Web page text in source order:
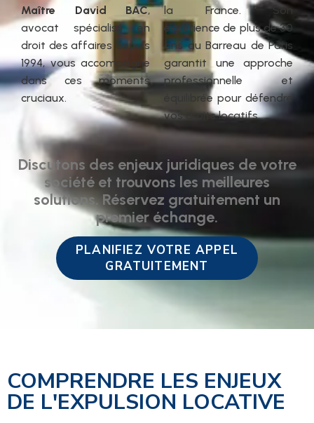
Maître David BAC,
avocat spécialisé en
droit des affaires depuis
1994, vous accompagne
dans ces moments
cruciaux.
la France. Son
expérience de plus de 30
ans au Barreau de Paris
garantit une approche
professionnelle et
équilibrée pour défendre
vos droits locatifs.
Discutons des enjeux juridiques de votre
société et trouvons les meilleures
solutions. Réservez gratuitement un
premier échange.
PLANIFIEZ VOTRE APPEL
GRATUITEMENT
COMPRENDRE LES ENJEUX
DE L'EXPULSION LOCATIVE